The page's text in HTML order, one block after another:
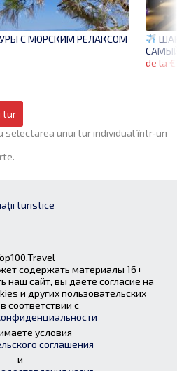
de la
С МОРСКИМ РЕЛАКСОМ
tur
selectarea unui tur individual într-un
turistice
содержать материалы 16+
наш сайт, вы даете согласие на
и других пользовательских
соответствии с
условия
соглашения
и